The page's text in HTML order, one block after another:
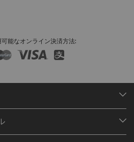
能なオンライン決済方法: